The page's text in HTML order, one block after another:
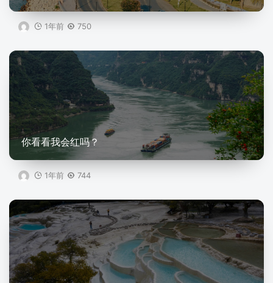
1年前 750
你看看我会红吗？
1年前 744